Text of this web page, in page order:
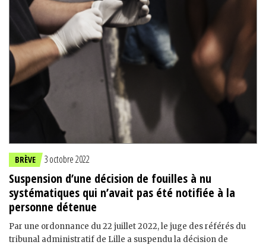
BRÈVE 3 octobre 2022
Suspension d’une décision de fouilles à nu
systématiques qui n’avait pas été notifiée à la
personne détenue
Par une ordonnance du 22 juillet 2022, le juge des référés du
tribunal administratif de Lille a suspendu la décision de